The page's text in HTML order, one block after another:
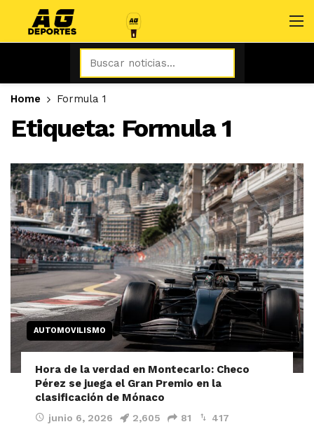
Home Formula 1
Etiqueta: Formula 1
AUTOMOVILISMO
Hora de la verdad en Montecarlo: Checo
Pérez se juega el Gran Premio en la
clasificación de Mónaco
junio 6, 2026 2,605 81 417